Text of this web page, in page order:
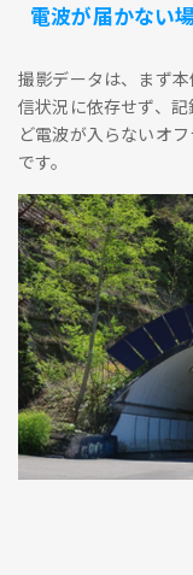
電波が届かない
撮影データは、まず
信状況に依存せず、
ど電波が入らないオ
です。